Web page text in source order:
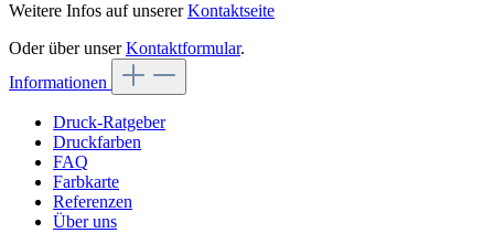
Weitere Infos auf unsererKontaktseite
Oder über unserKontaktformular.
Informationen
Druck-Ratgeber
Druckfarben
FAQ
Farbkarte
Referenzen
Über uns